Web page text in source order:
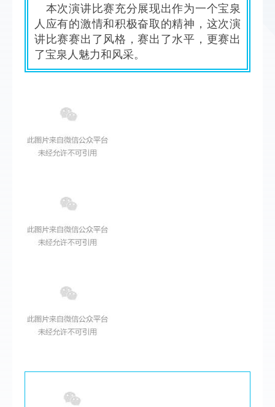
本次演讲比赛充分展现出作为一个宝泉
人应有的激情和积极奋取的精神，这次演
讲比赛赛出了风格，赛出了水平，更赛出
了宝泉人魅力和风采。